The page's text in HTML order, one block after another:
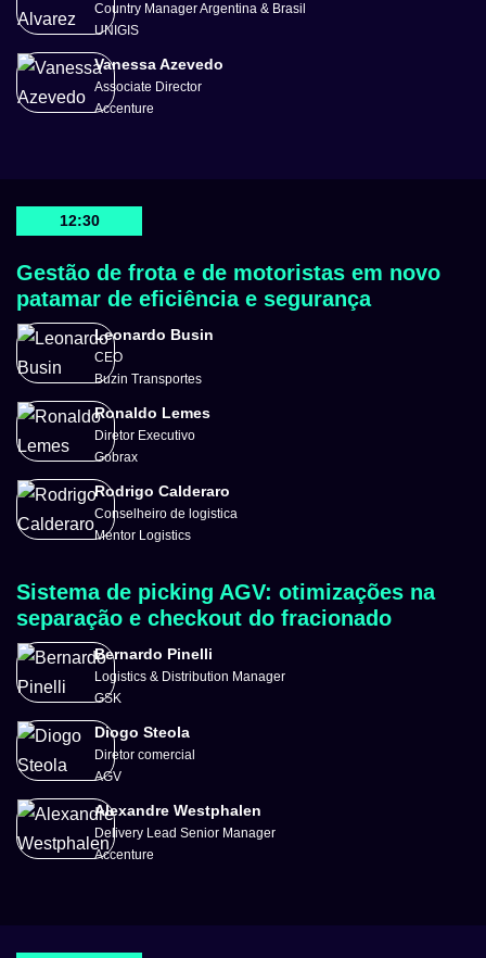
Country Manager Argentina & Brasil
UNIGIS
Vanessa Azevedo
Associate Director
Accenture
12:30
Gestão de frota e de motoristas em novo
patamar de eficiência e segurança
Leonardo Busin
CEO
Buzin Transportes
Ronaldo Lemes
Diretor Executivo
Gobrax
Rodrigo Calderaro
Conselheiro de logistica
Mentor Logistics
Sistema de picking AGV: otimizações na
separação e checkout do fracionado
Bernardo Pinelli
Logistics & Distribution Manager
GSK
Diogo Steola
Diretor comercial
AGV
Alexandre Westphalen
Delivery Lead Senior Manager
Accenture